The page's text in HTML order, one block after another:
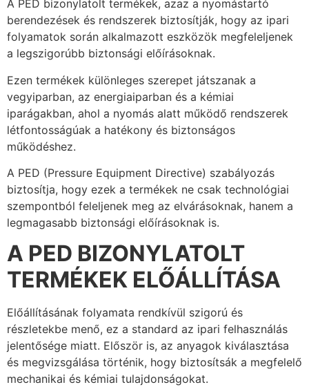
A PED bizonylatolt termékek, azaz a nyomástartó
berendezések és rendszerek biztosítják, hogy az ipari
folyamatok során alkalmazott eszközök megfeleljenek
a legszigorúbb biztonsági előírásoknak.
Ezen termékek különleges szerepet játszanak a
vegyiparban, az energiaiparban és a kémiai
iparágakban, ahol a nyomás alatt működő rendszerek
létfontosságúak a hatékony és biztonságos
működéshez.
A PED (Pressure Equipment Directive) szabályozás
biztosítja, hogy ezek a termékek ne csak technológiai
szempontból feleljenek meg az elvárásoknak, hanem a
legmagasabb biztonsági előírásoknak is.
A PED BIZONYLATOLT
TERMÉKEK ELŐÁLLÍTÁSA
Előállításának folyamata rendkívül szigorú és
részletekbe menő, ez a standard az ipari felhasználás
jelentősége miatt. Először is, az anyagok kiválasztása
és megvizsgálása történik, hogy biztosítsák a megfelelő
mechanikai és kémiai tulajdonságokat.